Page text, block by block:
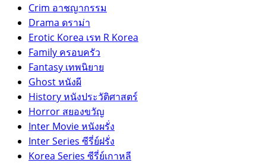
Crim อาชญากรรม
Drama ดราม่า
Erotic Korea เรท R Korea
Family ครอบครัว
Fantasy เทพนิยาย
Ghost หนังผี
History หนังประวัติศาสตร์
Horror สยองขวัญ
Inter Movie หนังผรั่ง
Inter Series ซีรี่ย์ฝรั่ง
Korea Series ซีรี่ย์เกาหลี